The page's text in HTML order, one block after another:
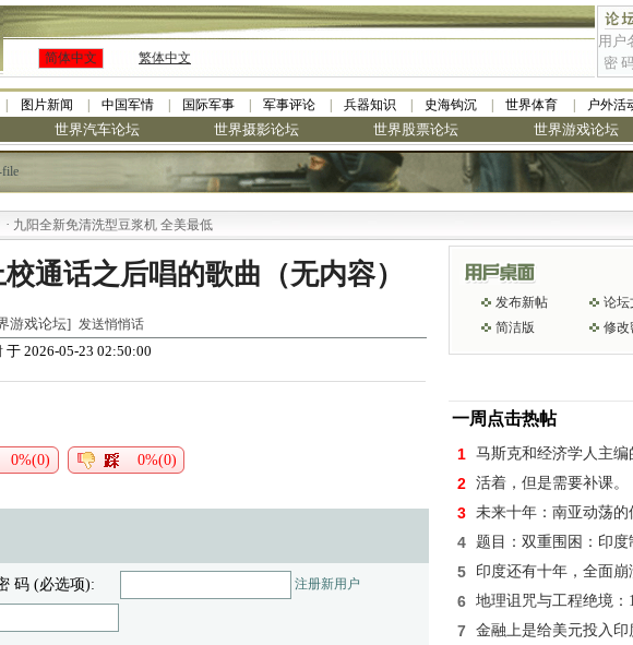
用户
密
简体中文 繁体中文
图片新闻 中国军情 国际军事 军事评论 兵器知识 史海钩沉 世界体育 户外活
世界汽车论坛 世界摄影论坛 世界股票论坛 世界游戏论坛
九阳全新免清洗型豆浆机 全美最低
通话之后唱的歌曲（无内容）
游戏论坛] 发送悄悄话
于 2026-05-23 02:50:00
0%(0) 0%(0)
码 (必选项): 注册新用户
发布新帖 论坛
简洁版
修改
一周点击热帖
1 马斯克和经济学人主编
2 活着，但是需要补课。
3 未来十年：南亚动荡
4 题目：双重围困：印度
5 印度还有十年，全面崩
6 地理诅咒与工程绝境：
7 金融上是给美元投入印